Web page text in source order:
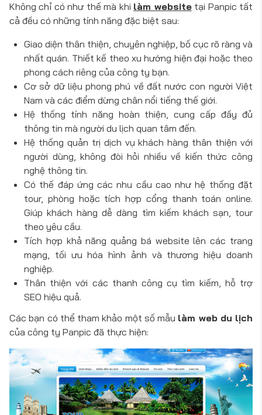
Không chỉ có như thế mà khi làm websitetại Panpic tất
cả đều có những tính năng đặc biệt sau:
Giao diện thân thiện, chuyên nghiệp, bố cục rõ ràng và
nhất quán. Thiết kế theo xu hướng hiện đại hoặc theo
phong cách riêng của công ty bạn.
Cơ sở dữ liệu phong phú về đất nước con người Việt
Nam và các điểm dừng chân nổi tiếng thế giới.
Hệ thống tính năng hoàn thiện, cung cấp đầy đủ
thông tin mà người du lịch quan tâm đến.
Hệ thống quản trị dịch vụ khách hàng thân thiện với
người dùng, không đòi hỏi nhiều về kiến thức công
nghệ thông tin.
Có thế đáp ứng các nhu cầu cao như hệ thống đặt
tour, phòng hoặc tích hợp cổng thanh toán online.
Giúp khách hàng dễ dàng tìm kiếm khách sạn, tour
theo yêu cầu.
Tích hợp khả năng quảng bá website lên các trang
mạng, tối ưu hóa hình ảnh và thương hiệu doanh
nghiệp.
Thân thiện với các thanh công cụ tìm kiếm, hỗ trợ
SEO hiệu quả.
Các bạn có thể tham khảo một số mẫu làm web du lịch
của công ty Panpic đã thực hiện: